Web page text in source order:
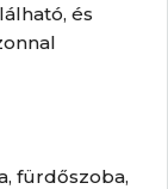
és
fürdőszoba,